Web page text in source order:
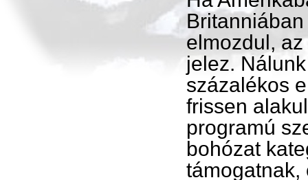
elmozdul,
jelez.
százalékos
frissen
programú
bohózat
támogatnak,